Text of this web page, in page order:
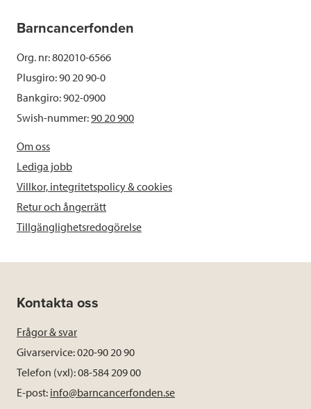
Barncancerfonden
Org. nr: 802010-6566
Plusgiro: 90 20 90-0
Bankgiro: 902-0900
Swish-nummer:90 20 900
Om oss
Lediga jobb
Villkor, integritetspolicy & cookies
Retur och ångerrätt
Tillgänglighetsredogörelse
Kontakta oss
Frågor & svar
Givarservice: 020-90 20 90
Telefon (vxl): 08-584 209 00
E-post: info@barncancerfonden.se